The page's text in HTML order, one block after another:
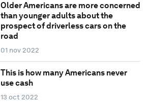
Older Americans are more concerned
than younger adults about the
prospect of driverless cars on the
road
01 nov 2022
This is how many Americans never
use cash
13 oct 2022